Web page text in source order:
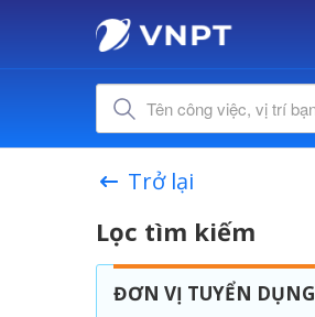
Trở lại
Lọc tìm kiếm
ĐƠN VỊ TUYỂN DỤNG